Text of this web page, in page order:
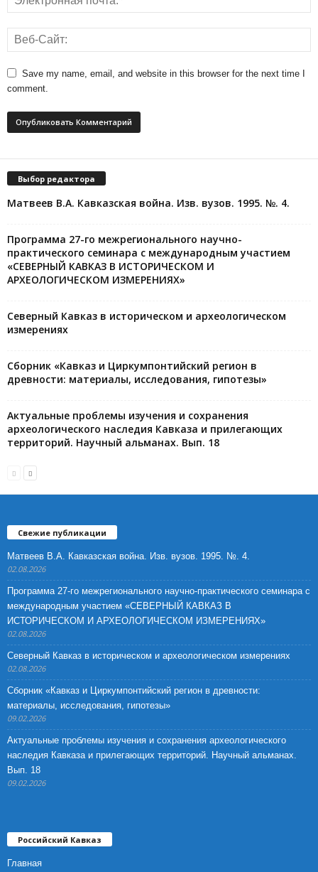
Save my name, email, and website in this browser for the next time I
comment.
Выбор редактора
Матвеев В.А. Кавказская война. Изв. вузов. 1995. №. 4.
Программа 27-го межрегионального научно-
практического семинара с международным участием
«СЕВЕРНЫЙ КАВКАЗ В ИСТОРИЧЕСКОМ И
АРХЕОЛОГИЧЕСКОМ ИЗМЕРЕНИЯХ»
Северный Кавказ в историческом и археологическом
измерениях
Сборник «Кавказ и Циркумпонтийский регион в
древности: материалы, исследования, гипотезы»
Актуальные проблемы изучения и сохранения
археологического наследия Кавказа и прилегающих
территорий. Научный альманах. Вып. 18
Свежие публикации
Матвеев В.А. Кавказская война. Изв. вузов. 1995. №. 4.
02.08.2026
Программа 27-го межрегионального научно-практического семинара с
международным участием «СЕВЕРНЫЙ КАВКАЗ В
ИСТОРИЧЕСКОМ И АРХЕОЛОГИЧЕСКОМ ИЗМЕРЕНИЯХ»
02.08.2026
Северный Кавказ в историческом и археологическом измерениях
02.08.2026
Сборник «Кавказ и Циркумпонтийский регион в древности:
материалы, исследования, гипотезы»
09.02.2026
Актуальные проблемы изучения и сохранения археологического
наследия Кавказа и прилегающих территорий. Научный альманах.
Вып. 18
09.02.2026
Российский Кавказ
Главная